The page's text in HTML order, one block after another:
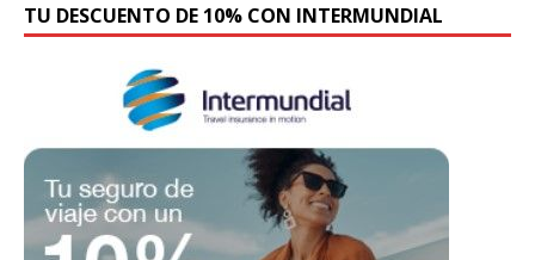
TU DESCUENTO DE 10% CON INTERMUNDIAL